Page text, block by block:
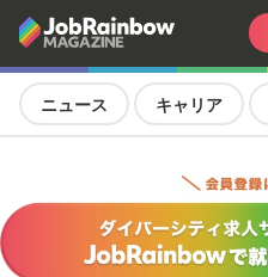
ニュース キャリア